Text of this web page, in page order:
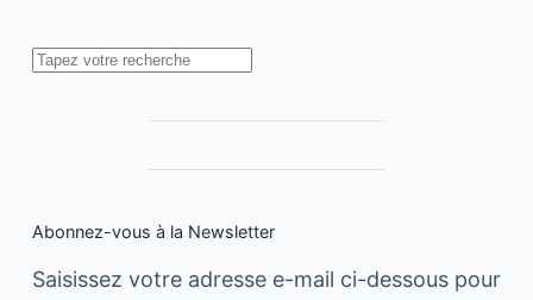
Rechercher
Abonnez-vous à la Newsletter
Saisissez votre adresse e-mail ci-dessous pour